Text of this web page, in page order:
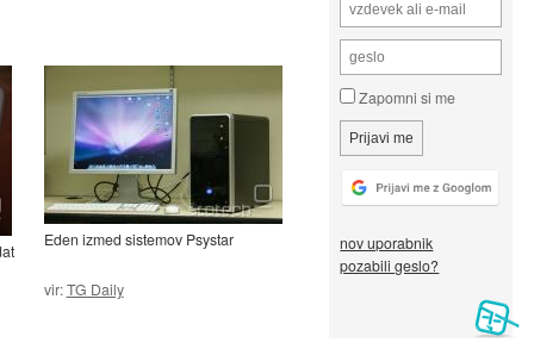
Zapomni si me
nov uporabnik
pozabili geslo?
Eden izmed sistemov Psystar
vir:TG Daily